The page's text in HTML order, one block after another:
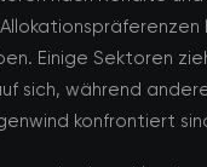
Einige Sektoren
sich, während
konfrontiert